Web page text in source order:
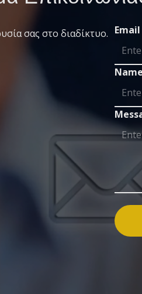
σας στο διαδίκτυο. Email
Name